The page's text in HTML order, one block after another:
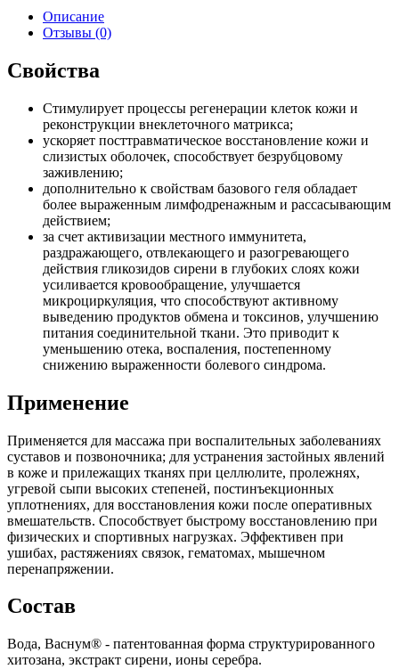
Описание
Отзывы (0)
Свойства
Стимулирует процессы регенерации клеток кожи и
реконструкции внеклеточного матрикса;
ускоряет посттравматическое восстановление кожи и
слизистых оболочек, способствует безрубцовому
заживлению;
дополнительно к свойствам базового геля обладает
более выраженным лимфодренажным и рассасывающим
действием;
за счет активизации местного иммунитета,
раздражающего, отвлекающего и разогревающего
действия гликозидов сирени в глубоких слоях кожи
усиливается кровообращение, улучшается
микроциркуляция, что способствуют активному
выведению продуктов обмена и токсинов, улучшению
питания соединительной ткани. Это приводит к
уменьшению отека, воспаления, постепенному
снижению выраженности болевого синдрома.
Применение
Применяется для массажа при воспалительных заболеваниях
суставов и позвоночника; для устранения застойных явлений
в коже и прилежащих тканях при целлюлите, пролежнях,
угревой сыпи высоких степеней, постинъекционных
уплотнениях, для восстановления кожи после оперативных
вмешательств. Способствует быстрому восстановлению при
физических и спортивных нагрузках. Эффективен при
ушибах, растяжениях связок, гематомах, мышечном
перенапряжении.
Состав
Вода, Васнум® - патентованная форма структурированного
хитозана, экстракт сирени, ионы серебра.